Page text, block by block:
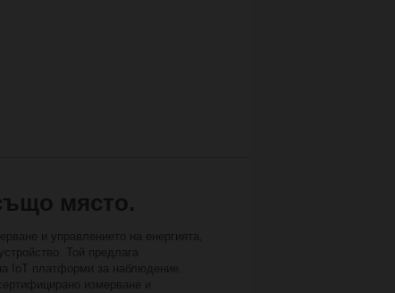
място.
и управлението на енергията,
Той предлага
IoT платформи за наблюдение.
измерване и